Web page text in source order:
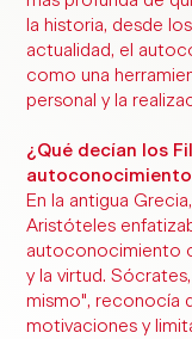
la historia, desde
actualidad, el
como una
personal y la
¿Qué decían los
En la antigua
Aristóteles
autoconocimiento
y la virtud.
mismo", reconocía
motivaciones y